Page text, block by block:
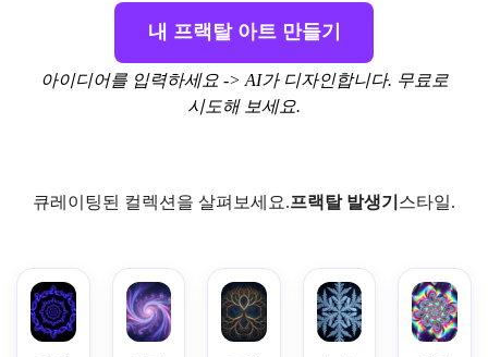
내 프랙탈 아트 만들기
아이디어를 입력하세요 -> AI가 디자인합니다. 무료로
시도해 보세요.
큐레이팅된 컬렉션을 살펴보세요.프랙탈 발생기 스타일.